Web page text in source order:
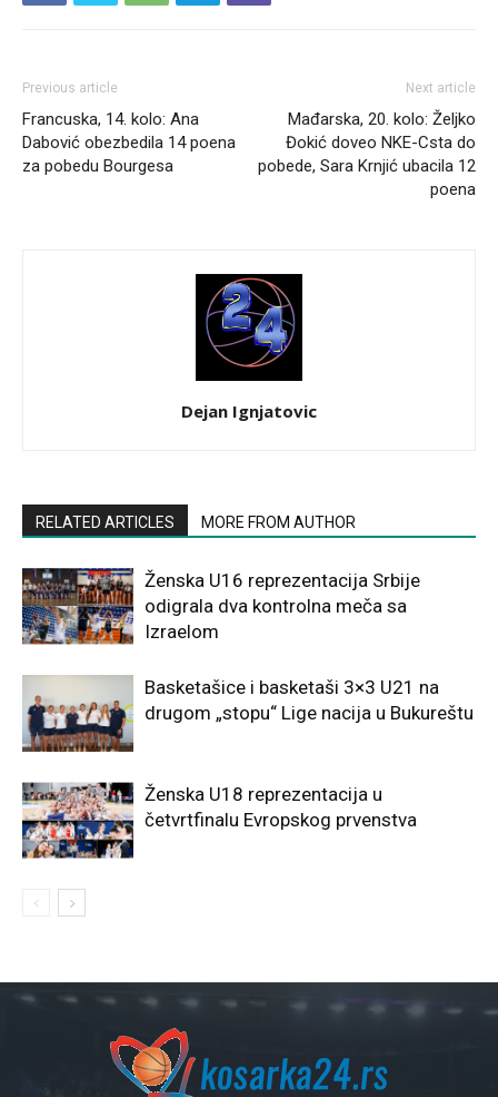
Previous article
Francuska, 14. kolo: Ana
Dabović obezbedila 14 poena
za pobedu Bourgesa
Next article
Mađarska, 20. kolo: Željko
Đokić doveo NKE-Csta do
pobede, Sara Krnjić ubacila 12
poena
Dejan Ignjatovic
RELATED ARTICLES MORE FROM AUTHOR
Ženska U16 reprezentacija Srbije
odigrala dva kontrolna meča sa
Izraelom
Basketašice i basketaši 3×3 U21 na
drugom „stopu“ Lige nacija u Bukureštu
Ženska U18 reprezentacija u
četvrtfinalu Evropskog prvenstva